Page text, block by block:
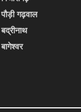
पौड़ी गढ़वाल
बद्रीनाथ
बागेश्वर